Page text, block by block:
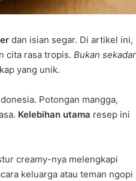
dan isian segar. Di artikel ini,
cita rasa tropis. Bukan sekadar
yang unik.
Potongan mangga,
Kelebihan utama resep ini
creamy-nya melengkapi
keluarga atau teman ngopi